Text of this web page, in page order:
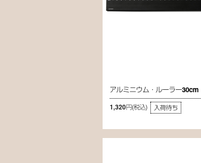
アルミニウム・ルーラー30cm
1,320円(税込) 入荷待ち